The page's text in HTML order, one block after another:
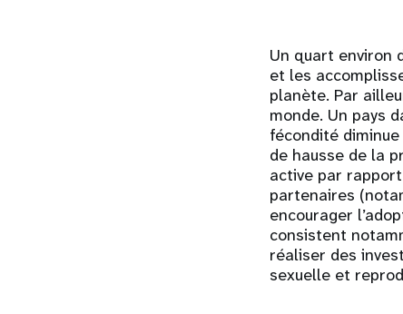
Un quart environ
et les
planète. Par
monde. Un pays
fécondité
de hausse de la
active par rapport
partenaires
encourager
consistent
réaliser des
sexuelle et